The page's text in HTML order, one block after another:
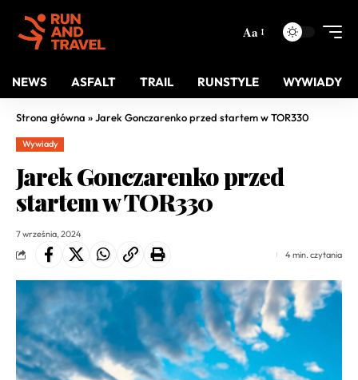
Aa
NEWS ASFALT TRAIL RUNSTYLE WYWIADY
Strona główna »Jarek Gonczarenko przed startem w TOR330
Wywiady
Jarek Gonczarenko przed
startem w TOR330
7 września, 2024
4 min. czytania